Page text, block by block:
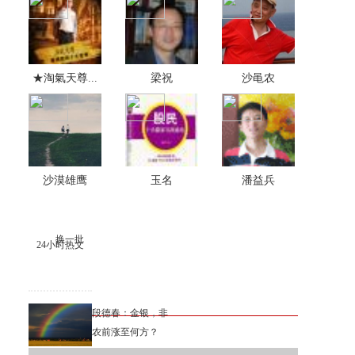
★淘氣天尊... 梁祝 沙黾农
沙漠雄鹰 玉名 潘益兵
24小时热文
换一批
段德春：金银，非
农前涨至何方？